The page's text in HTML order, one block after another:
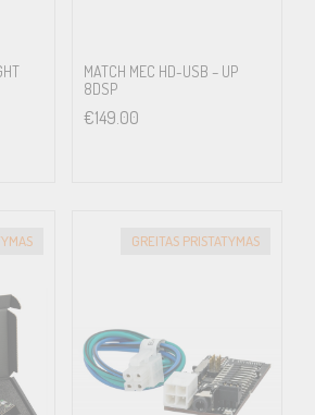
MATCH MEC HD-USB – UP
8DSP
€149.00
GREITAS PRISTATYMAS